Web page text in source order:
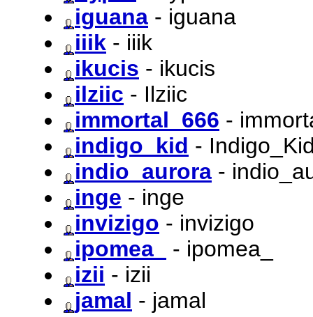
iguana - iguana
iiik - iiik
ikucis - ikucis
ilziic - Ilziic
immortal_666 -
indigo_kid -
indio_aurora -
inge - inge
invizigo - invizigo
ipomea_
- ipomea_
izii - izii
jamal - jamal